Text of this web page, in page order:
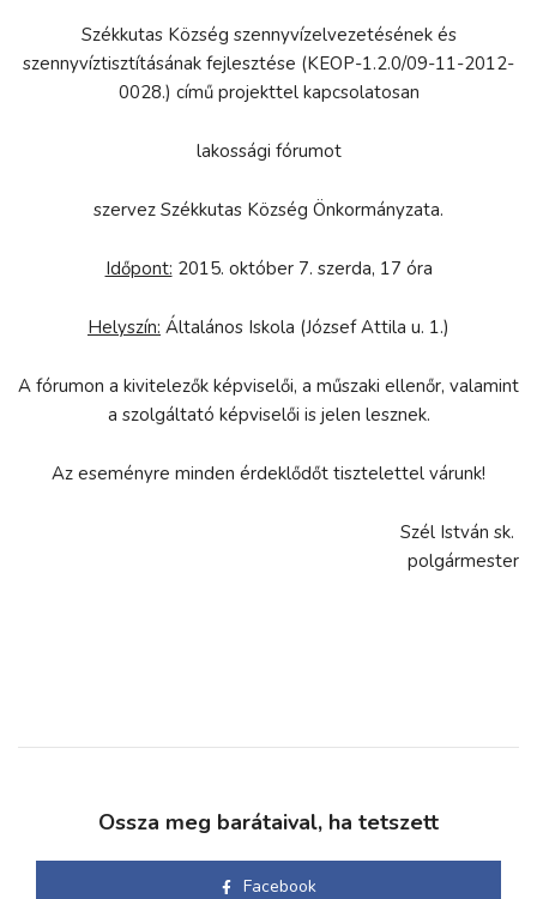
Székkutas Község szennyvízelvezetésének és
szennyvíztisztításának fejlesztése (KEOP-1.2.0/09-11-2012-
0028.) című projekttel kapcsolatosan
lakossági fórumot
szervez Székkutas Község Önkormányzata.
Időpont: 2015. október 7. szerda, 17 óra
Helyszín: Általános Iskola (József Attila u. 1.)
A fórumon a kivitelezők képviselői, a műszaki ellenőr, valamint
a szolgáltató képviselői is jelen lesznek.
Az eseményre minden érdeklődőt tisztelettel várunk!
Szél István sk.
polgármester
Ossza meg barátaival, ha tetszett
Facebook